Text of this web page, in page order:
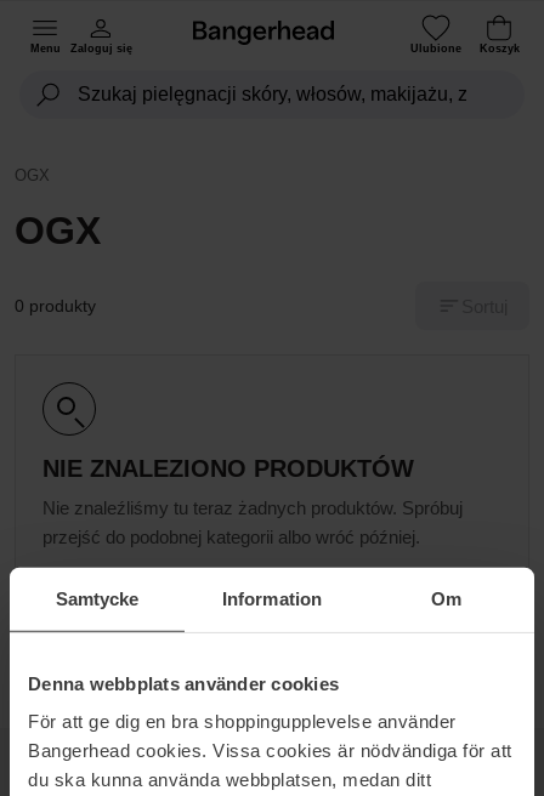
Samtycke Information Om
Denna webbplats använder cookies
För att ge dig en bra shoppingupplevelse använder
Bangerhead cookies. Vissa cookies är nödvändiga för att
du ska kunna använda webbplatsen, medan ditt
Menu Zaloguj się Ulubione Koszyk
OGX
OGX
0 produkty
NIE ZNALEZIONO PRODUKTÓW
Nie znaleźliśmy tu teraz żadnych produktów. Spróbuj
przejść do podobnej kategorii albo wróć później.
Przejdź do B
NEWSLETTERDOWIEDZ SIĘ JAKO PIERWSZY